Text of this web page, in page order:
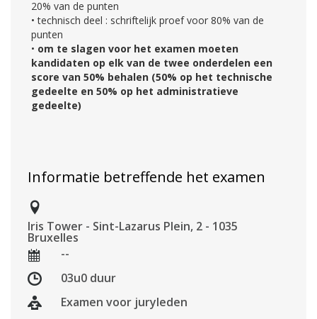
20% van de punten
• technisch deel : schriftelijk proef voor 80% van de
punten
• om te slagen voor het examen moeten
kandidaten op elk van de twee onderdelen een
score van 50% behalen (50% op het technische
gedeelte en 50% op het administratieve
gedeelte)
Informatie betreffende het examen
Iris Tower - Sint-Lazarus Plein, 2 - 1035
Bruxelles
--
03u0 duur
Examen voor juryleden